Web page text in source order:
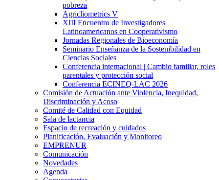
pobreza
Agricliometrics V
XIII Encuentro de Investigadores
Latinoamericanos en Cooperativismo
Jornadas Regionales de Bioeconomía
Seminario Enseñanza de la Sostenibilidad en
Ciencias Sociales
Conferencia internacional | Cambio familiar, roles
parentales y protección social
Conferencia ECINEQ-LAC 2026
Comisión de Actuación ante Violencia, Inequidad,
Discriminación y Acoso
Comité de Calidad con Equidad
Sala de lactancia
Espacio de recreación y cuidados
Planificación, Evaluación y Monitoreo
EMPRENUR
Comunicación
Novedades
Agenda